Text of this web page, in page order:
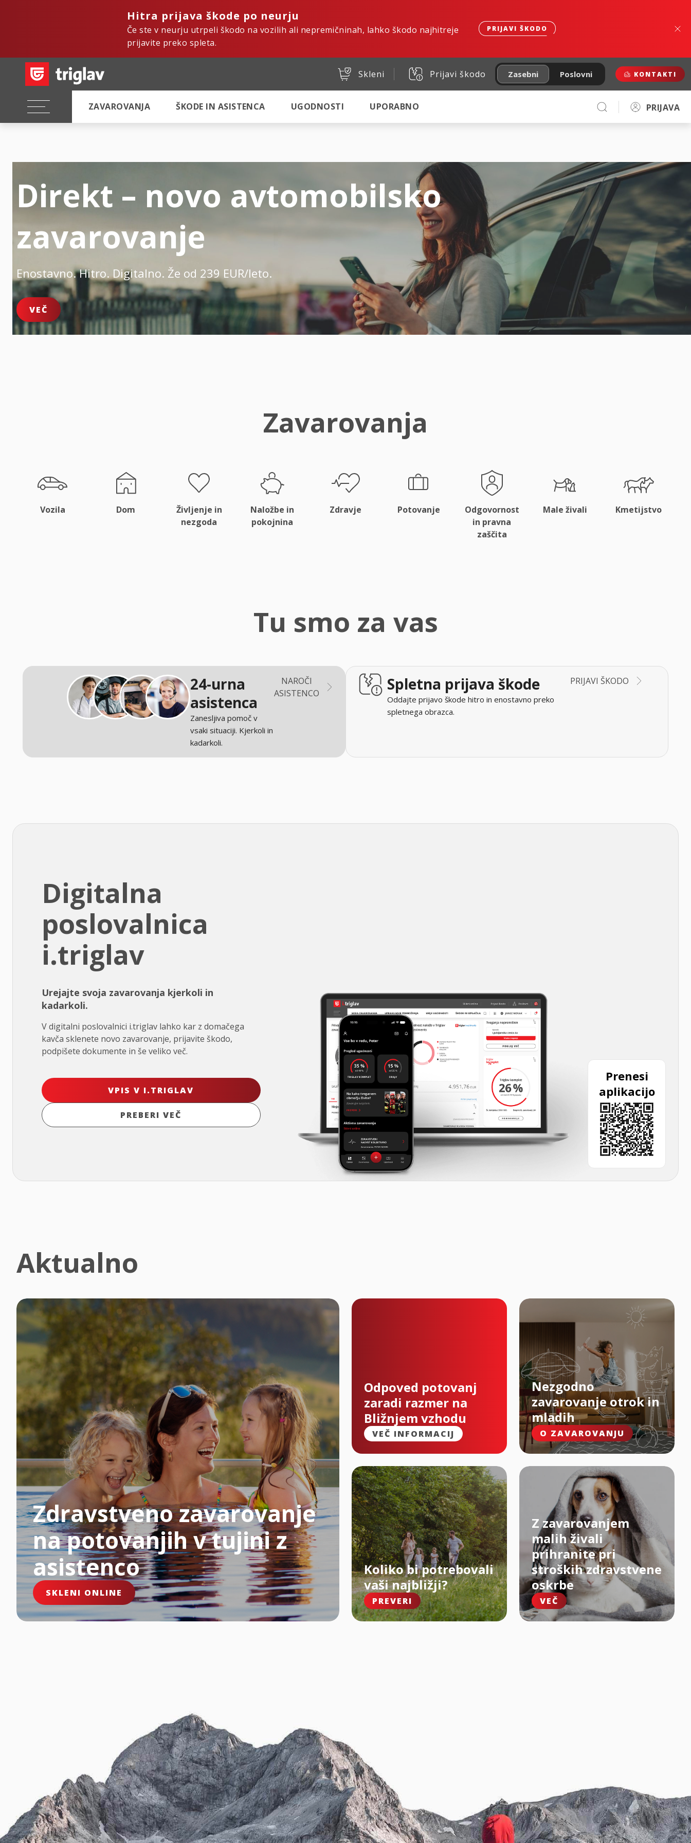
Hitra prijava škode po neurju
Če ste v neurju utrpeli škodo na vozilih ali nepremičninah, lahko škodo najhitreje
prijavite preko spleta.
PRIJAVI ŠKODO
Skleni Prijavi škodo Zasebni Poslovni KONTAKTI
ZAVAROVANJA ŠKODE IN ASISTENCA UGODNOSTI UPORABNO PRIJAVA
Direkt – novo avtomobilsko
zavarovanje
Enostavno. Hitro. Digitalno. Že od 239 EUR/leto.
VEČ
Zavarovanja
Vozila Dom
Življenje in
nezgoda
Naložbe in
pokojnina
Zdravje Potovanje
Odgovornost
in pravna
zaščita
Male živali Kmetijstvo
Tu smo za vas
24-urna
asistenca
Zanesljiva pomoč v
vsaki situaciji. Kjerkoli in
kadarkoli.
NAROČI
ASISTENCO
Spletna prijava škode
Oddajte prijavo škode hitro in enostavno preko
spletnega obrazca.
PRIJAVI ŠKODO
Digitalna
poslovalnica
i.triglav
Urejajte svoja zavarovanja kjerkoli in
kadarkoli.
V digitalni poslovalnici i.triglav lahko kar z domačega
kavča sklenete novo zavarovanje, prijavite škodo,
podpišete dokumente in še veliko več.
VPIS V I.TRIGLAV
PREBERI VEČ
Prenesi
aplikacijo
Aktualno
Zdravstveno zavarovanje
na potovanjih v tujini z
asistenco
SKLENI ONLINE
Odpoved potovanj
zaradi razmer na
Bližnjem vzhodu
VEČ INFORMACIJ
Nezgodno
zavarovanje otrok in
mladih
O ZAVAROVANJU
Koliko bi potrebovali
vaši najbližji?
PREVERI
Z zavarovanjem
malih živali
prihranite pri
stroških zdravstvene
oskrbe
VEČ